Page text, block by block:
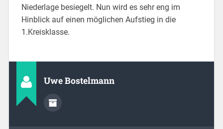
Niederlage besiegelt. Nun wird es sehr eng im
Hinblick auf einen möglichen Aufstieg in die
1.Kreisklasse.
Uwe Bostelmann